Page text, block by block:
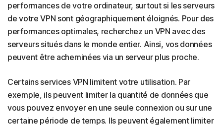
performances de votre ordinateur, surtout si les serveurs
de votre VPN sont géographiquement éloignés. Pour des
performances optimales, recherchez un VPN avec des
serveurs situés dans le monde entier. Ainsi, vos données
peuvent être acheminées via un serveur plus proche.
Certains services VPN limitent votre utilisation. Par
exemple, ils peuvent limiter la quantité de données que
vous pouvez envoyer en une seule connexion ou sur une
certaine période de temps. Ils peuvent également limiter